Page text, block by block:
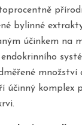
bylinné
účinkem na
množství
účinný komplex